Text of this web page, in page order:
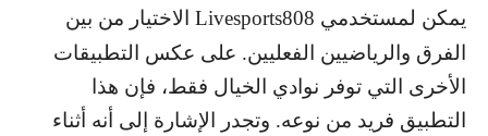
يمكن لمستخدمي Livesports808 الاختيار من بين
الفرق والرياضيين الفعليين. على عكس التطبيقات
الأخرى التي توفر نوادي الخيال فقط، فإن هذا
التطبيق فريد من نوعه. وتجدر الإشارة إلى أنه أثناء